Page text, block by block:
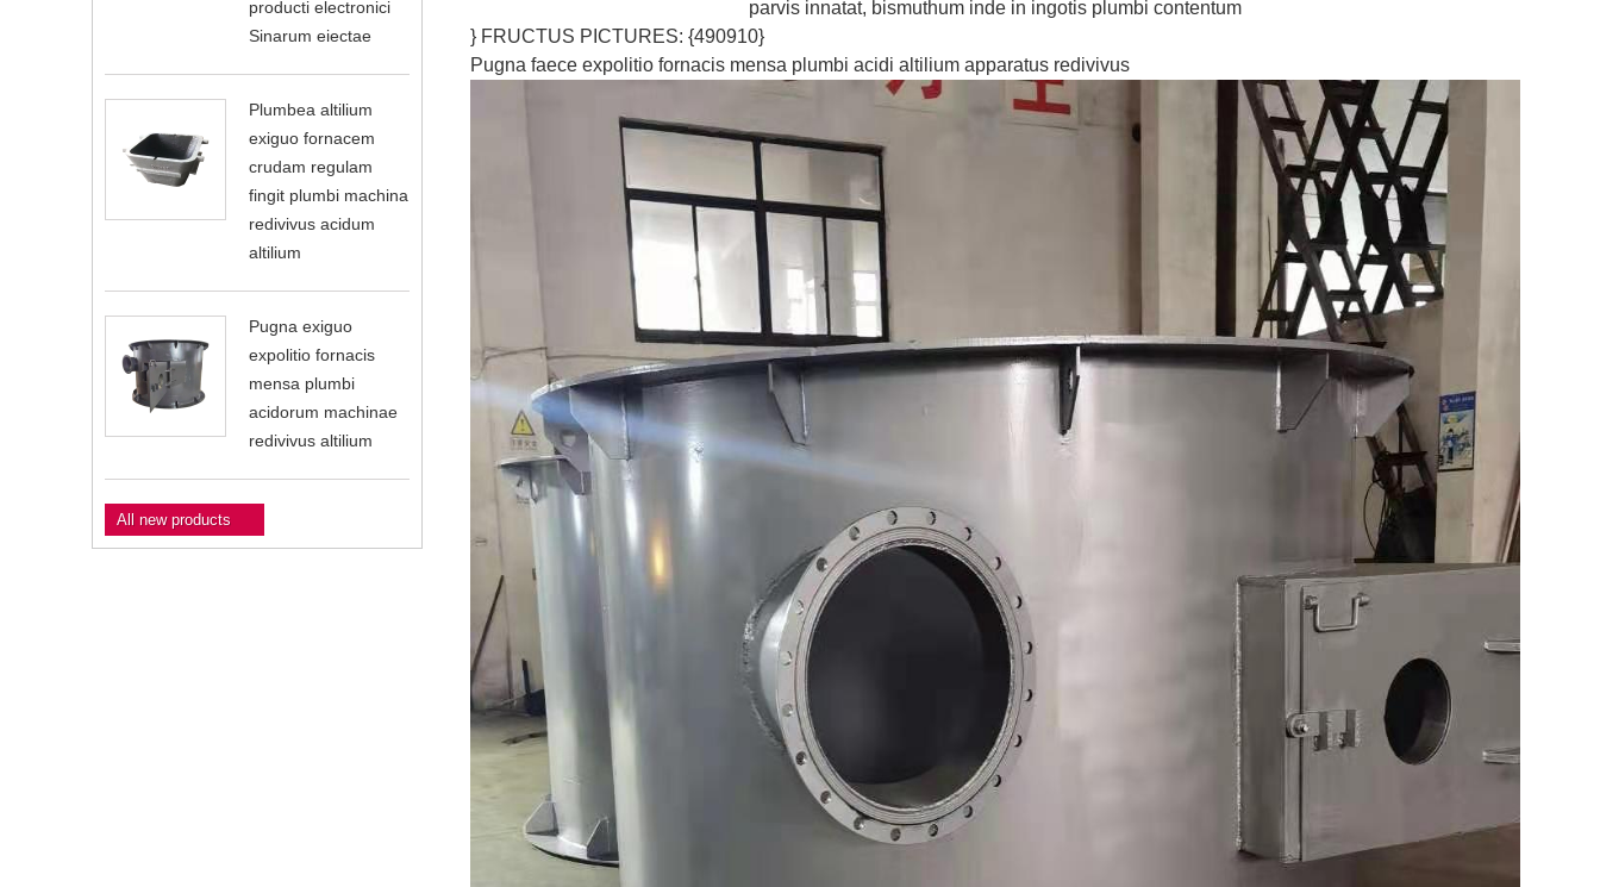
producti electronici
Sinarum eiectae
Plumbea altilium
exiguo fornacem
crudam regulam
fingit plumbi machina
redivivus acidum
altilium
Pugna exiguo
expolitio fornacis
mensa plumbi
acidorum machinae
redivivus altilium
All new products
parvis innatat, bismuthum inde in ingotis plumbi contentum
} FRUCTUS PICTURES: {490910}
Pugna faece expolitio fornacis mensa plumbi acidi altilium apparatus redivivus